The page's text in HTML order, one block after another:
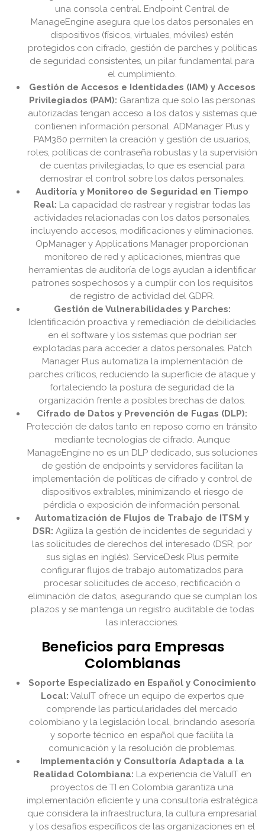
una consola central. Endpoint Central de
ManageEngine asegura que los datos personales en
dispositivos (físicos, virtuales, móviles) estén
protegidos con cifrado, gestión de parches y políticas
de seguridad consistentes, un pilar fundamental para
el cumplimiento.
Gestión de Accesos e Identidades (IAM) y Accesos
Privilegiados (PAM): Garantiza que solo las personas
autorizadas tengan acceso a los datos y sistemas que
contienen información personal. ADManager Plus y
PAM360 permiten la creación y gestión de usuarios,
roles, políticas de contraseña robustas y la supervisión
de cuentas privilegiadas, lo que es esencial para
demostrar el control sobre los datos personales.
Auditoría y Monitoreo de Seguridad en Tiempo
Real: La capacidad de rastrear y registrar todas las
actividades relacionadas con los datos personales,
incluyendo accesos, modificaciones y eliminaciones.
OpManager y Applications Manager proporcionan
monitoreo de red y aplicaciones, mientras que
herramientas de auditoría de logs ayudan a identificar
patrones sospechosos y a cumplir con los requisitos
de registro de actividad del GDPR.
Gestión de Vulnerabilidades y Parches:
Identificación proactiva y remediación de debilidades
en el software y los sistemas que podrían ser
explotadas para acceder a datos personales. Patch
Manager Plus automatiza la implementación de
parches críticos, reduciendo la superficie de ataque y
fortaleciendo la postura de seguridad de la
organización frente a posibles brechas de datos.
Cifrado de Datos y Prevención de Fugas (DLP):
Protección de datos tanto en reposo como en tránsito
mediante tecnologías de cifrado. Aunque
ManageEngine no es un DLP dedicado, sus soluciones
de gestión de endpoints y servidores facilitan la
implementación de políticas de cifrado y control de
dispositivos extraíbles, minimizando el riesgo de
pérdida o exposición de información personal.
Automatización de Flujos de Trabajo de ITSM y
DSR: Agiliza la gestión de incidentes de seguridad y
las solicitudes de derechos del interesado (DSR, por
sus siglas en inglés). ServiceDesk Plus permite
configurar flujos de trabajo automatizados para
procesar solicitudes de acceso, rectificación o
eliminación de datos, asegurando que se cumplan los
plazos y se mantenga un registro auditable de todas
las interacciones.
Beneficios para Empresas
Colombianas
Soporte Especializado en Español y Conocimiento
Local: ValuIT ofrece un equipo de expertos que
comprende las particularidades del mercado
colombiano y la legislación local, brindando asesoría
y soporte técnico en español que facilita la
comunicación y la resolución de problemas.
Implementación y Consultoría Adaptada a la
Realidad Colombiana: La experiencia de ValuIT en
proyectos de TI en Colombia garantiza una
implementación eficiente y una consultoría estratégica
que considera la infraestructura, la cultura empresarial
y los desafíos específicos de las organizaciones en el